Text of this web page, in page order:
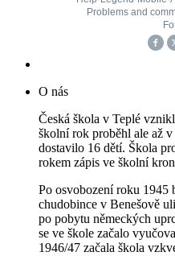
O nás
Česká škola v Teplé
školní rok proběhl ale až
dostavilo 16 dětí. Škola
rokem zápis ve školní
Po osvobození roku 1945
chudobince v Benešově
po pobytu německých
se ve škole začalo
1946/47 začala škola